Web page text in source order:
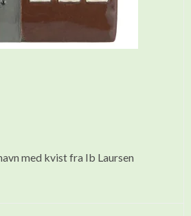
med kvist fra Ib Laursen